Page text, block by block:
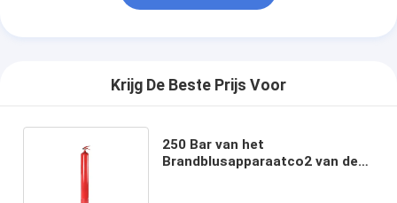
Krijg De Beste Prijs Voor
250 Bar van het
Brandblusapparaatco2 van de